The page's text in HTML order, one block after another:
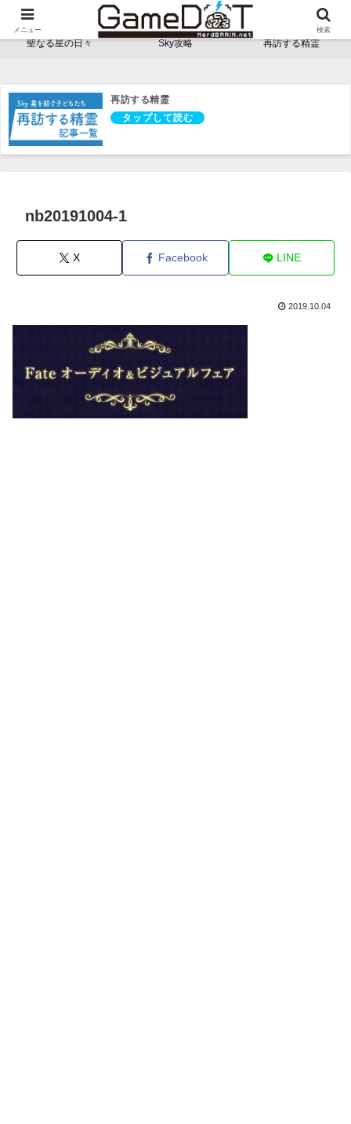
NerdBRAINゲーム支部 - ゲームドット -
聖なる星の日々 Sky攻略 再訪する精霊
再訪する精霊
nb20191004-1
X Facebook LINE
2019.10.04
メニュー 検索